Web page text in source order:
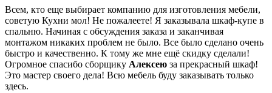
Всем, кто еще выбирает компанию для изготовления мебели,
советую Кухни мол! Не пожалеете! Я заказывала шкаф-купе в
спальню. Начиная с обсуждения заказа и заканчивая
монтажом никаких проблем не было. Все было сделано очень
быстро и качественно. К тому же мне ещё скидку сделали!
Огромное спасибо сборщику Алексею за прекрасный шкаф!
Это мастер своего дела! Всю мебель буду заказывать только
здесь.